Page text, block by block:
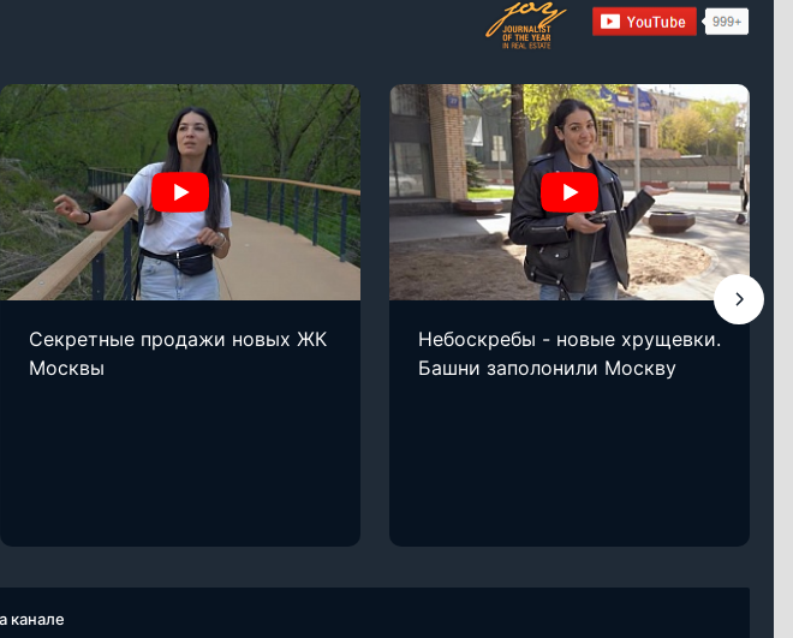
Секретные продажи новых ЖК
Москвы
Небоскребы - новые хрущевки.
Башни заполонили Москву
канале